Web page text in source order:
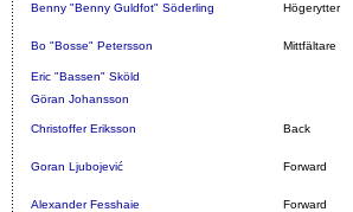
Benny "Benny Guldfot" Söderling Högerytter
Bo "Bosse" Petersson Mittfältare
Eric "Bassen" Sköld
Göran Johansson
Christoffer Eriksson Back
Goran Ljubojević Forward
Alexander Fesshaie Forward